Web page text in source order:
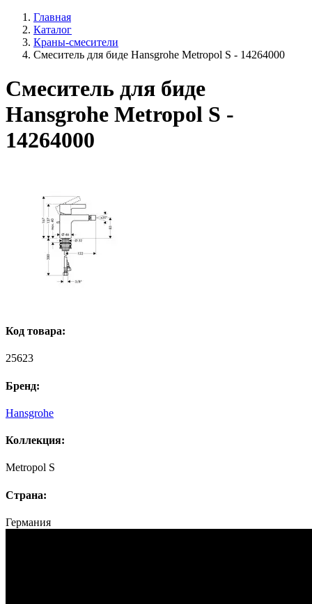
Главная
Каталог
Краны-смесители
Смеситель для биде Hansgrohe Metropol S - 14264000
Смеситель для биде
Hansgrohe Metropol S -
14264000
Код товара:
25623
Бренд:
Hansgrohe
Коллекция:
Metropol S
Страна:
Германия